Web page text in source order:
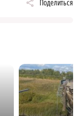
Поделиться